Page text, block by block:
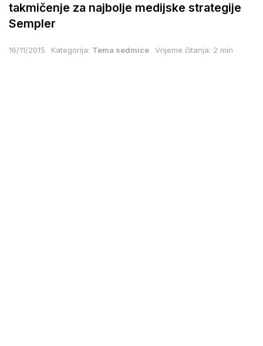
takmičenje za najbolje medijske strategije
Sempler
16/11/2015 Kategorija: Tema sedmice Vrijeme čitanja: 2 min